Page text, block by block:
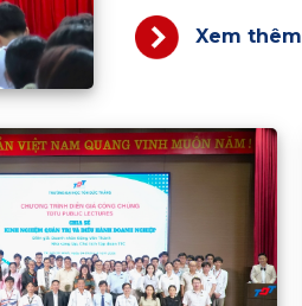
Xem thêm